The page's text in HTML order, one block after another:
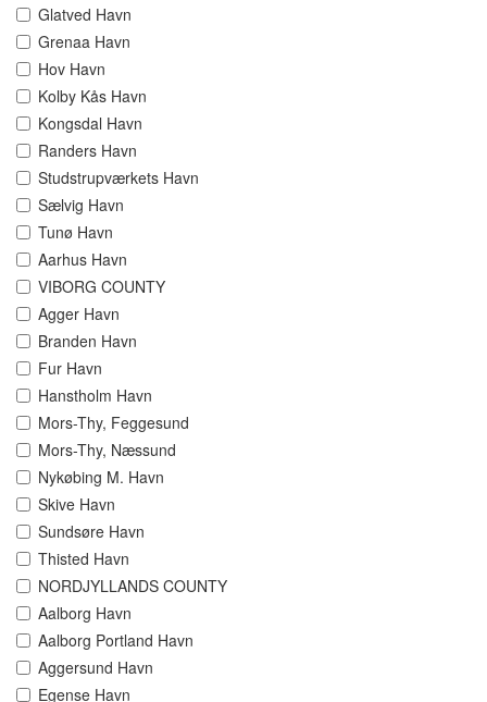
Glatved Havn
Grenaa Havn
Hov Havn
Kolby Kås Havn
Kongsdal Havn
Randers Havn
Studstrupværkets Havn
Sælvig Havn
Tunø Havn
Aarhus Havn
VIBORG COUNTY
Agger Havn
Branden Havn
Fur Havn
Hanstholm Havn
Mors-Thy, Feggesund
Mors-Thy, Næssund
Nykøbing M. Havn
Skive Havn
Sundsøre Havn
Thisted Havn
NORDJYLLANDS COUNTY
Aalborg Havn
Aalborg Portland Havn
Aggersund Havn
Egense Havn